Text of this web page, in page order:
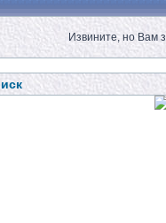
Извините, но Вам